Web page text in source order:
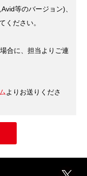
等のバージョン)、
ください。
合に、担当よりご連
よりお送りくださ